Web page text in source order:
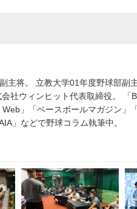
主将。 立教大学01年度野球部副
社ウィンヒット代表取締役。 「
」「ベースボールマガジン」
」などで野球コラム執筆中。